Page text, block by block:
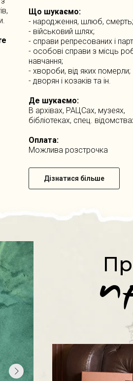
Що шукаємо:
- народження, шлюб, смерть;
- військовий шлях;
- справи репресованих і
- особові справи з місць
навчання;
- хвороби, від яких померли;
- дворян і козаків та ін.
Де шукаємо:
В архівах, РАЦСах, музеях,
бібліотеках, спец.
Оплата:
Можлива розстрочка
Дізнатися більше